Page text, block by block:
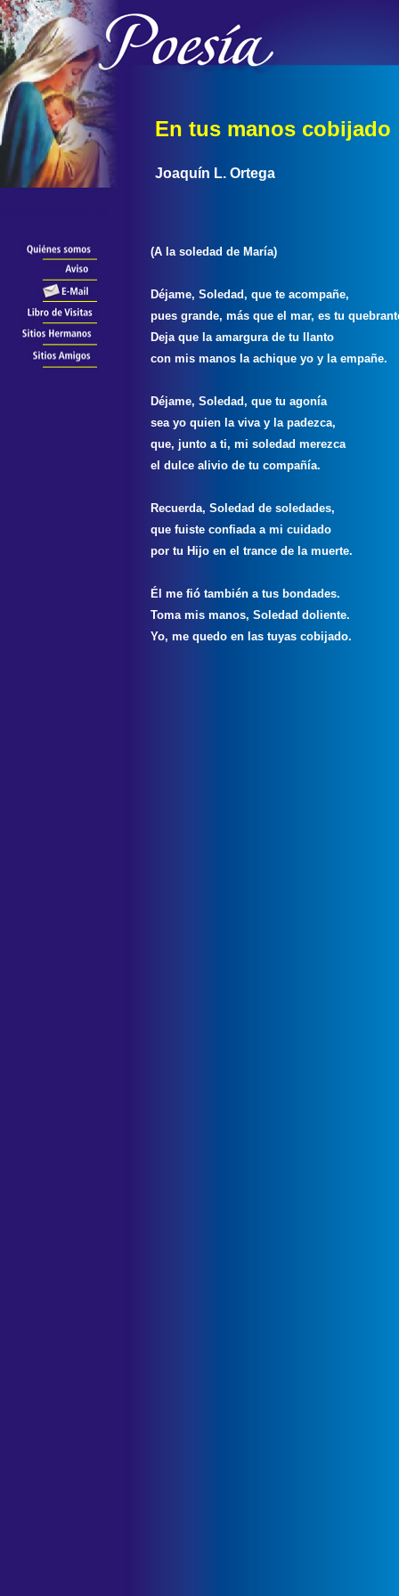
En tus manos cobijado
Joaquín L. Ortega
(A la soledad de María)
Déjame, Soledad, que te acompañe,
pues grande, más que el mar, es tu
Deja que la amargura de tu llanto
con mis manos la achique yo y la empañe.
Déjame, Soledad, que tu agonía
sea yo quien la viva y la padezca,
que, junto a ti, mi soledad merezca
el dulce alivio de tu compañía.
Recuerda, Soledad de soledades,
que fuiste confiada a mi cuidado
por tu Hijo en el trance de la muerte.
Él me fió también a tus bondades.
Toma mis manos, Soledad doliente.
Yo, me quedo en las tuyas cobijado.